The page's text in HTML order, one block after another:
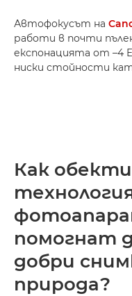
Автофокусът на
работи в почти
експонацията от –4
ниски стойности
Как
помогнат
добри
природа?